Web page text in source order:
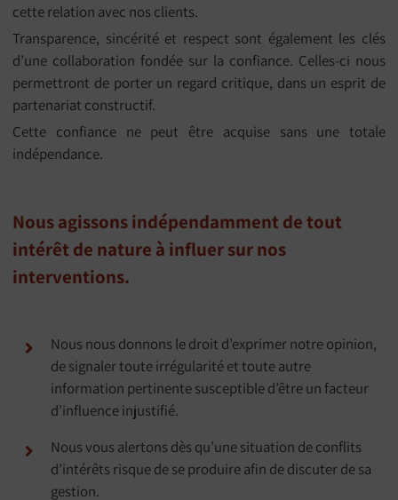
cette relation avec nos clients.
Transparence, sincérité et respect sont également les clés
d’une collaboration fondée sur la confiance. Celles-ci nous
permettront de porter un regard critique, dans un esprit de
partenariat constructif.
Cette confiance ne peut être acquise sans une totale
indépendance.
Nous agissons indépendamment de tout
intérêt de nature à influer sur nos
interventions.
Nous nous donnons le droit d’exprimer notre opinion,
de signaler toute irrégularité et toute autre
information pertinente susceptible d’être un facteur
d’influence injustifié.
Nous vous alertons dès qu’une situation de conflits
d’intérêts risque de se produire afin de discuter de sa
gestion.